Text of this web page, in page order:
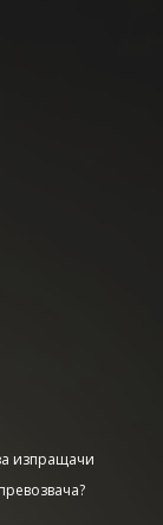
изпращачи